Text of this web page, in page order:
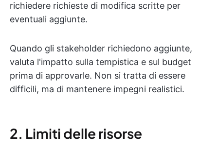
richiedere richieste di modifica scritte per
eventuali aggiunte.
Quando gli stakeholder richiedono aggiunte,
valuta l'impatto sulla tempistica e sul budget
prima di approvarle. Non si tratta di essere
difficili, ma di mantenere impegni realistici.
2. Limiti delle risorse